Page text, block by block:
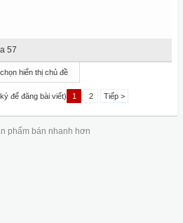
57
hiển thị chủ đề
để đăng bài viết) 1 2 Tiếp >
phẩm bán nhanh hơn